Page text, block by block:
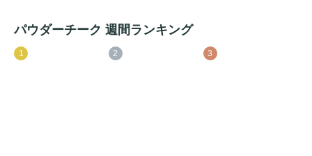
パウダーチーク 週間ランキング
1 2 3